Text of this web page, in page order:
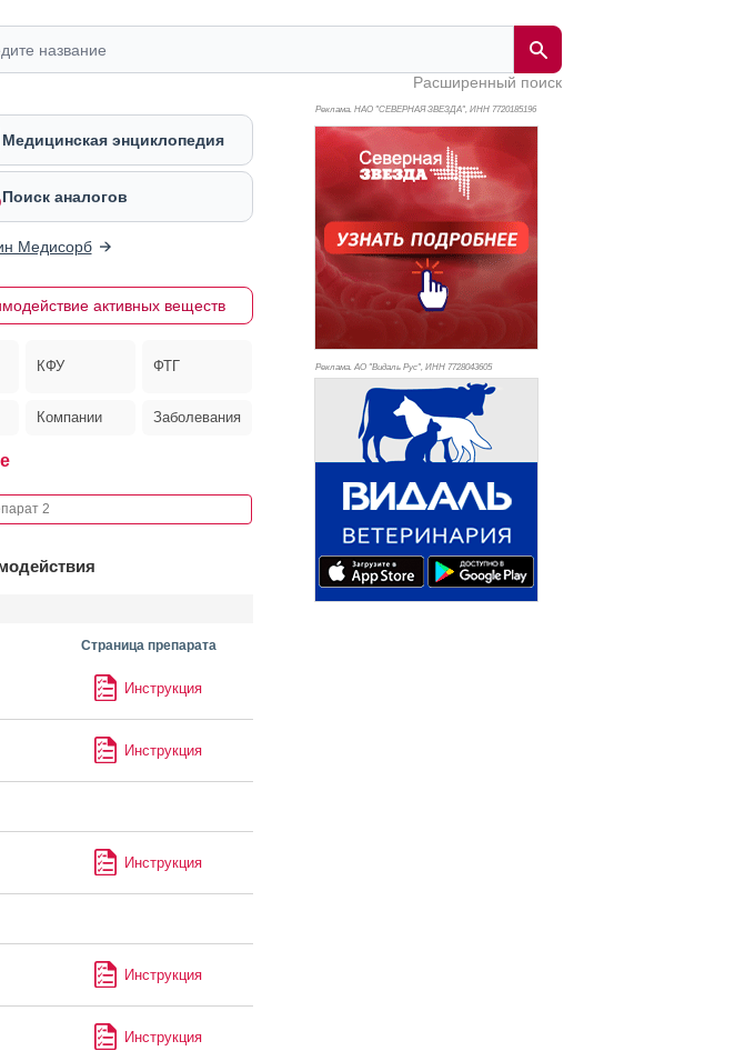
Расширенный поиск
Медицинская энциклопедия
Поиск аналогов
Медисорб
активных веществ
КФУ ФТГ
Компании Заболевания
Страница препарата
Инструкция
Инструкция
Инструкция
Инструкция
Инструкция
Реклама. НАО "СЕВЕРНАЯ ЗВЕЗДА", ИНН 7720185196
Реклама. АО "Видаль Рус", ИНН 7728043605